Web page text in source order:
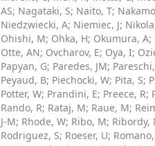
AS; Nagataki, S; Naito, T;
Niedzwiecki, A; Niemiec, J;
Ohishi, M; Ohka, H; Okumura, A;
Otte, AN; Ovcharov, E; Oya, I;
Papyan, G; Paredes, JM;
Peyaud, B; Piechocki, W; Pita, S;
Potter, W; Prandini, E; Preece, R;
Rando, R; Rataj, M; Raue, M;
J-M; Rhode, W; Ribo, M; Ribordy,
Rodriguez, S; Roeser, U;